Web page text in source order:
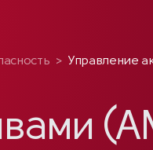
> Управление